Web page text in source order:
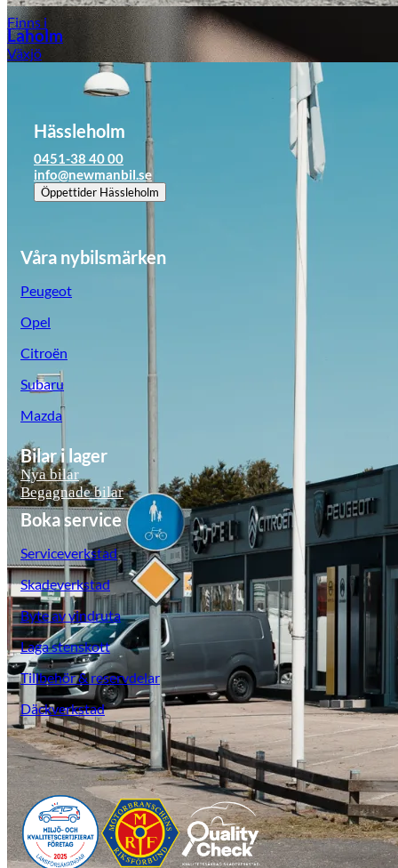
Laholm
Finns i
Växjö
Hässleholm
0451-38 40 00
info@newmanbil.se
Öppettider Hässleholm
Våra nybilsmärken
Peugeot
Opel
Citroën
Subaru
Mazda
Bilar i lager
Nya bilar
Begagnade bilar
Boka service
Serviceverkstad
Skadeverkstad
Byte av vindruta
Laga stenskott
Tillbehör & reservdelar
Däckverkstad